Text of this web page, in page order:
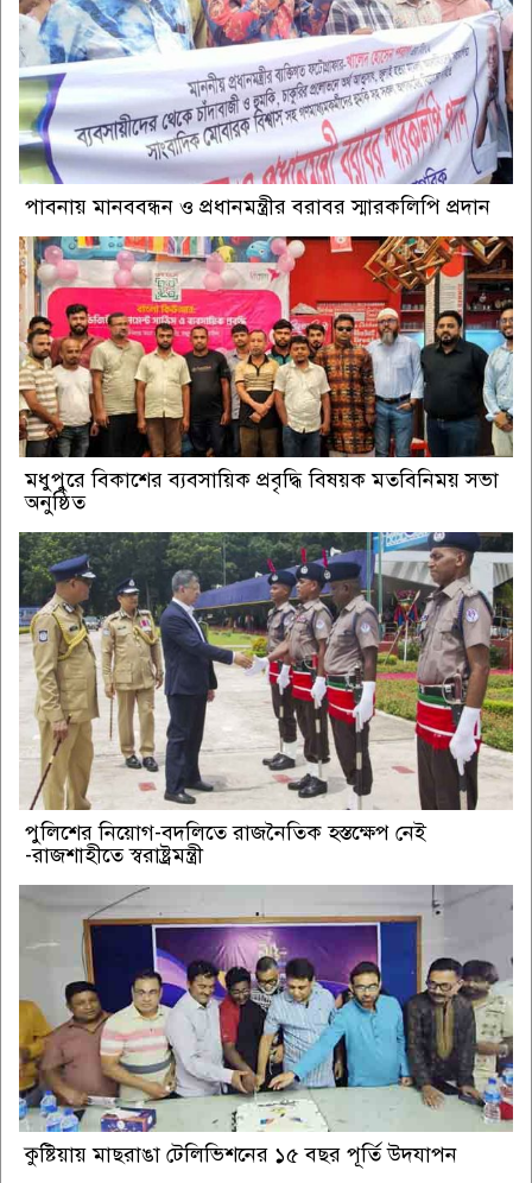
পাবনায় মানববন্ধন ও প্রধানমন্ত্রীর বরাবর স্মারকলিপি প্রদান
মধুপুরে বিকাশের ব্যবসায়িক প্রবৃদ্ধি বিষয়ক মতবিনিময় সভা
অনুষ্ঠিত
পুলিশের নিয়োগ-বদলিতে রাজনৈতিক হস্তক্ষেপ নেই
-রাজশাহীতে স্বরাষ্ট্রমন্ত্রী
কুষ্টিয়ায় মাছরাঙা টেলিভিশনের ১৫ বছর পূর্তি উদযাপন